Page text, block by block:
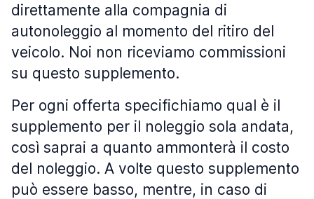
direttamente alla compagnia di
autonoleggio al momento del ritiro del
veicolo. Noi non riceviamo commissioni
su questo supplemento.
Per ogni offerta specifichiamo qual è il
supplemento per il noleggio sola andata,
così saprai a quanto ammonterà il costo
del noleggio. A volte questo supplemento
può essere basso, mentre, in caso di